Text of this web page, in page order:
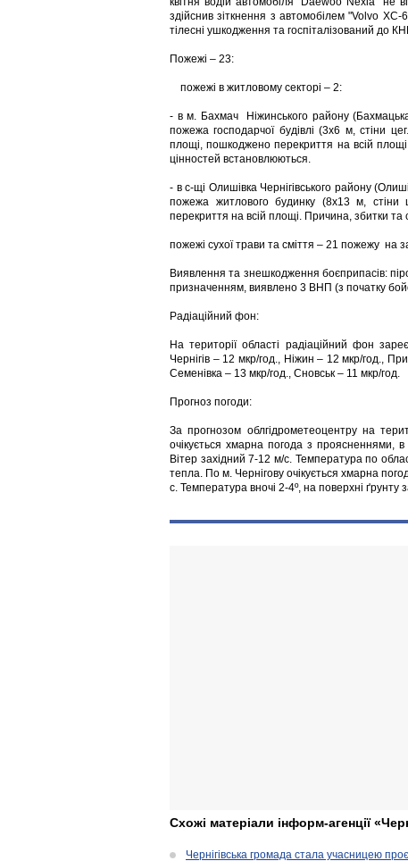
здійснив зіткнення з автомобілем "Volvo
тілесні ушкодження та госпіталізований
Пожежі – 23:
пожежі в житловому секторі – 2:
- в м. Бахмач Ніжинського району
пожежа господарчої будівлі (3х6 м, стіни
площі, пошкоджено перекриття на всій
цінностей встановлюються.
- в с-щі Олишівка Чернігівського району
пожежа житлового будинку (8х13 м, стіни
перекриття на всій площі. Причина, збитки
пожежі сухої трави та сміття – 21 пожежу на
Виявлення та знешкодження боєприпасів:
призначенням, виявлено 3 ВНП (з початку
Радіаційний фон:
На території області радіаційний фон
Чернігів – 12 мкр/год., Ніжин – 12 мкр/год.,
Семенівка – 13 мкр/год., Сновськ – 11 мкр/год.
Прогноз погоди:
За прогнозом облгідрометеоцентру на
очікується хмарна погода з проясненнями,
Вітер західний 7-12 м/с. Температура по
тепла. По м. Чернігову очікується хмарна
с. Температура вночі 2-4º, на поверхні ґрунту
Схожі матеріали інформ-агенції
Чернігівська громада стала учасницею